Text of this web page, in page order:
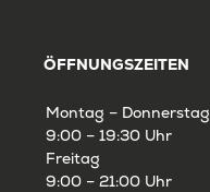
ÖFFNUNGSZEITEN
Montag – Donnerstag
9:00 – 19:30 Uhr
Freitag
9:00 – 21:00 Uhr